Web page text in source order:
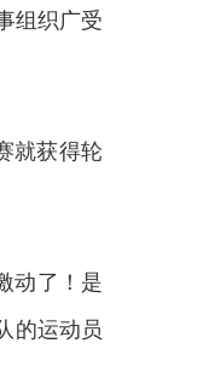
组织广受
就获得轮
动了！是
的运动员